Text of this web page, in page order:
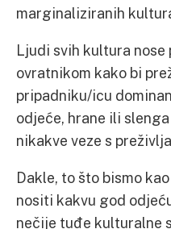
marginaliziranih
Ljudi svih kultura nose
ovratnikom kako bi
pripadniku/icu
odjeće, hrane ili
nikakve veze s
Dakle, to što bismo
nositi kakvu god
nečije tuđe kulturalne